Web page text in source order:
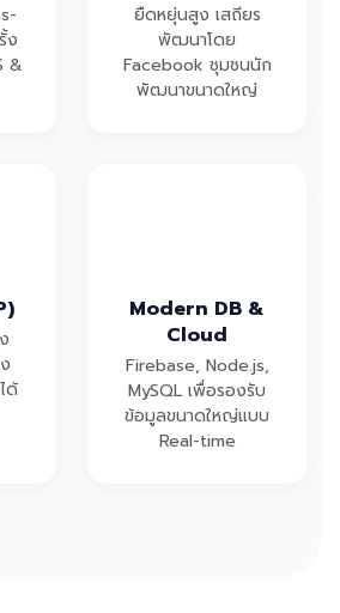
ง
&
ยืดหยุ่นสูง เสถียร
พัฒนาโดย
Facebook ชุมชนนัก
พัฒนาขนาดใหญ่
ด้
Modern DB &
Cloud
Firebase, Node.js,
MySQL เพื่อรองรับ
ข้อมูลขนาดใหญ่แบบ
Real-time